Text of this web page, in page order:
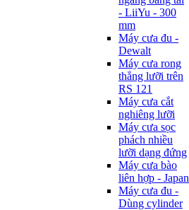
- LiiYu - 300
mm
Máy cưa đu -
Dewalt
Máy cưa rong
thẳng lưỡi trên
RS 121
Máy cưa cắt
nghiêng lưỡi
Máy cưa sọc
phách nhiều
lưỡi dạng đứng
Máy cưa bào
liên hợp - Japan
Máy cưa đu -
Dùng cylinder